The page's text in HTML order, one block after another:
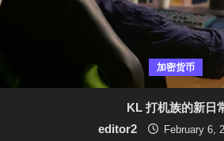
加密货币
KL 打机族的新日
editor2
February 6,